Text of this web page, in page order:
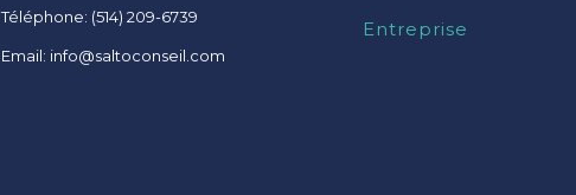
Téléphone: (514) 209-6739
Email: info@saltoconseil.com
Entreprise